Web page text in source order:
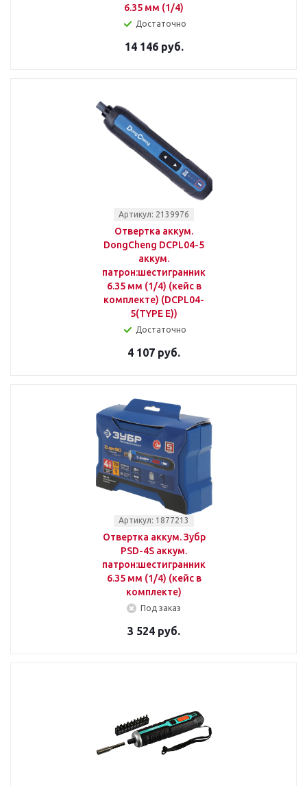
6.35 мм (1/4)
Достаточно
14 146 руб.
Артикул: 2139976
Отвертка аккум.
DongCheng DCPL04-5
аккум.
патрон:шестигранник
6.35 мм (1/4) (кейс в
комплекте) (DCPL04-
5(TYPE E))
Достаточно
4 107 руб.
Артикул: 1877213
Отвертка аккум. Зубр
PSD-4S аккум.
патрон:шестигранник
6.35 мм (1/4) (кейс в
комплекте)
Под заказ
3 524 руб.